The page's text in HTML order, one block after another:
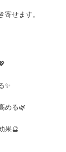
せます。
✨
める🌿
果🔮